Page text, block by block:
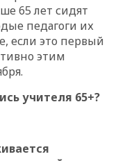
65 лет сидят
педагоги их
если это первый
этим
учителя 65+?